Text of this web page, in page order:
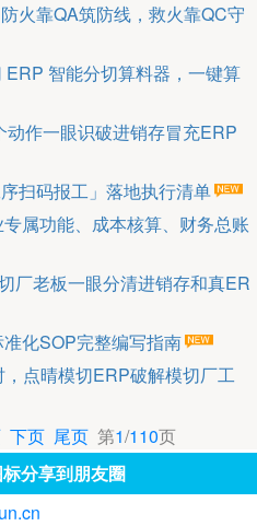
火靠QA筑防线，救火靠QC守
智能分切算料器，一键算
动作一眼识破进销存冒充ERP
扫码报工」落地执行清单
属功能、成本核算、财务总账
厂老板一眼分清进销存和真ER
化SOP完整编写指南
点晴模切ERP破解模切厂工
下页 尾页第1/110页
分享到朋友圈